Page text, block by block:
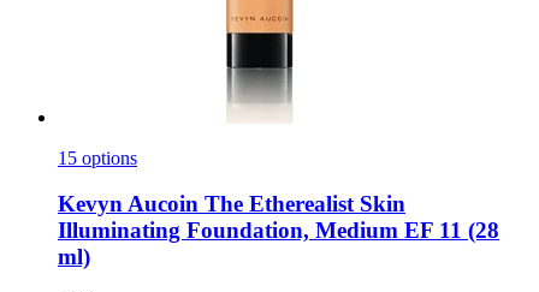
15 options
Kevyn Aucoin The Etherealist Skin
Illuminating Foundation, Medium EF 11 (28
ml)